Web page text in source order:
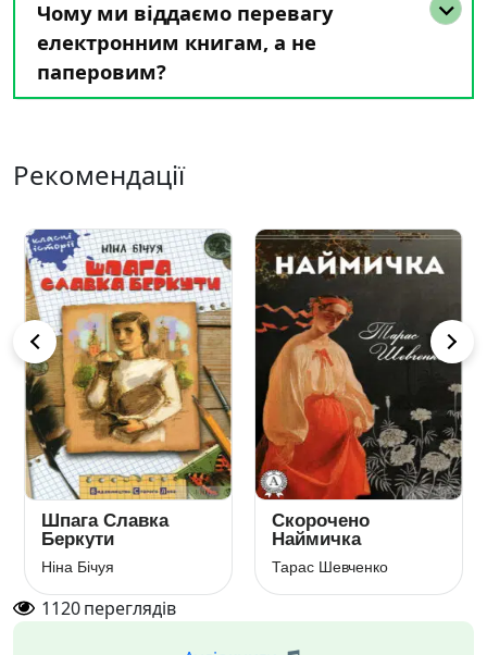
Чому ми віддаємо перевагу
електронним книгам, а не
паперовим?
Рекомендації
Шпага Славка
Беркути
Ніна Бічуя
Скорочено
Наймичка
Тарас Шевченко
1120переглядів